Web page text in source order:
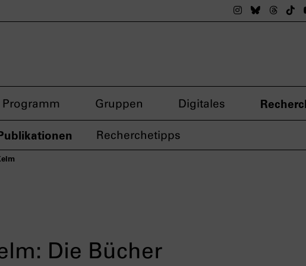
Das nsdoku
DasDas
Programm Gruppen Digitales
Recherchetipps
Die Bücher